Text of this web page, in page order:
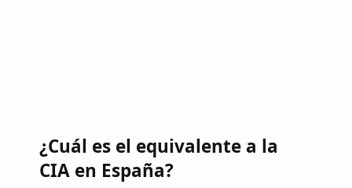
¿Cuál es el equivalente a la
CIA en España?